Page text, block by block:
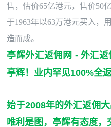
售，估价65亿港元，售价50
于1963年以63万港元买入，
造而成。
亭辉外汇返佣网 -外汇返
亭辉！业内罕见100%全
始于2008年的外汇返佣
唯利是图，亭辉有态度，